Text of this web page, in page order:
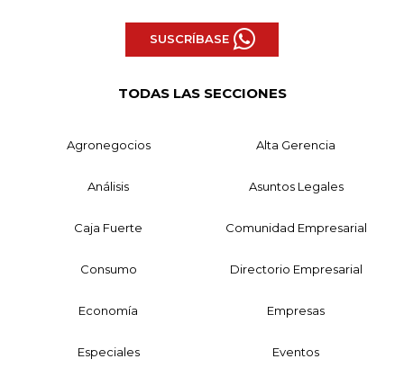
SUSCRÍBASE
TODAS LAS SECCIONES
Agronegocios Alta Gerencia
Análisis Asuntos Legales
Caja Fuerte Comunidad Empresarial
Consumo Directorio Empresarial
Economía Empresas
Especiales Eventos